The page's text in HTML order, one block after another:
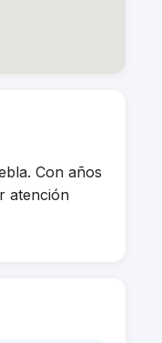
Con años
atención